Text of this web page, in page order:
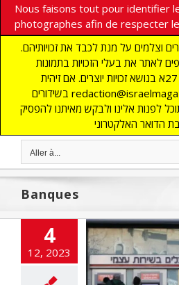
Nous faisons tout pour identifier
photographes afin de respecter
וצלמים על מנת לכבד את זכויותיהם.
לאתר את בעלי הזכויות בתמונות
המגיעות אלינו כנדרש בסעיף 27א בנושא זכויות יוצרים. אם זיהית
בשידורים redaction@israelmagazine.co.il שלנו תמונה שאתה
לפנות אלינו ולבקש מאיתנו להפסיק
הדואר האלקטרוני
Aller à...
Banques
4
12, 2023
banques
dans la